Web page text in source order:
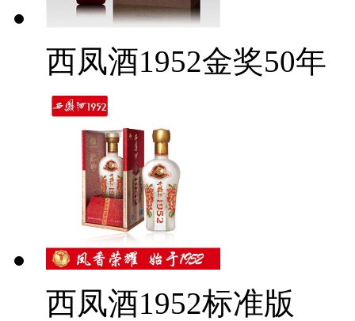
西凤酒1952金奖50年
西凤酒1952标准版